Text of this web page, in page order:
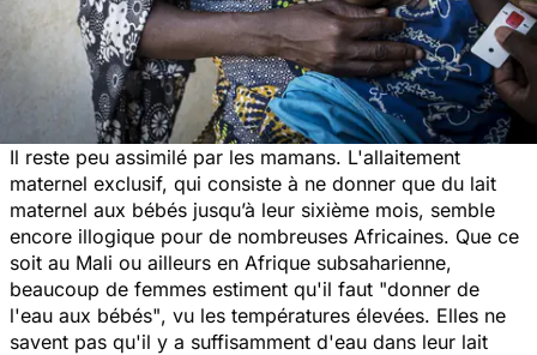
Il reste peu assimilé par les mamans. L'allaitement
maternel exclusif, qui consiste à ne donner que du lait
maternel aux bébés jusqu’à leur sixième mois, semble
encore illogique pour de nombreuses Africaines. Que ce
soit au Mali ou ailleurs en Afrique subsaharienne,
beaucoup de femmes estiment qu'il faut "donner de
l'eau aux bébés", vu les températures élevées. Elles ne
savent pas qu'il y a suffisamment d'eau dans leur lait